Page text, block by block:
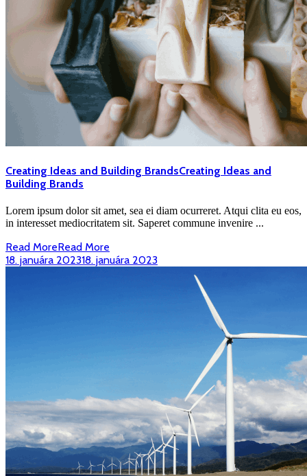
Creating Ideas and Building BrandsCreating Ideas and
Building Brands
Lorem ipsum dolor sit amet, sea ei diam ocurreret. Atqui clita eu eos,
in interesset mediocritatem sit. Saperet commune invenire ...
Read MoreRead More
18. januára 202318. januára 2023